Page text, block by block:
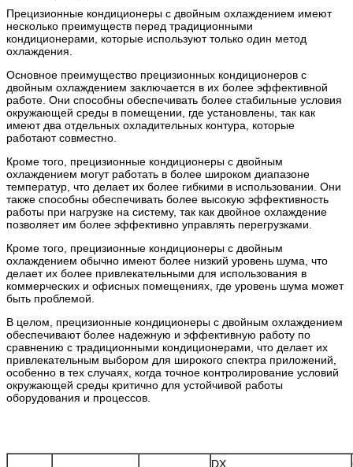
Прецизионные кондиционеры с двойным охлаждением имеют
несколько преимуществ перед традиционными
кондиционерами, которые используют только один метод
охлаждения.
Основное преимущество прецизионных кондиционеров с
двойным охлаждением заключается в их более эффективной
работе. Они способны обеспечивать более стабильные условия
окружающей среды в помещении, где установлены, так как
имеют два отдельных охладительных контура, которые
работают совместно.
Кроме того, прецизионные кондиционеры с двойным
охлаждением могут работать в более широком диапазоне
температур, что делает их более гибкими в использовании. Они
также способны обеспечивать более высокую эффективность
работы при нагрузке на систему, так как двойное охлаждение
позволяет им более эффективно управлять перегрузками.
Кроме того, прецизионные кондиционеры с двойным
охлаждением обычно имеют более низкий уровень шума, что
делает их более привлекательными для использования в
коммерческих и офисных помещениях, где уровень шума может
быть проблемой.
В целом, прецизионные кондиционеры с двойным охлаждением
обеспечивают более надежную и эффективную работу по
сравнению с традиционными кондиционерами, что делает их
привлекательным выбором для широкого спектра приложений,
особенно в тех случаях, когда точное контролирование условий
окружающей среды критично для устойчивой работы
оборудования и процессов.
DX